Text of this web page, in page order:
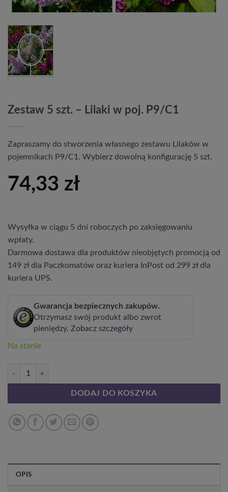
Zestaw 5 szt. – Lilaki w poj. P9/C1
Zapraszamy do stworzenia własnego zestawu Lilaków w
pojemnikach P9/C1. Wybierz dowolną konfigurację 5 szt.
74,33 zł
Wysyłka w ciągu 5 dni roboczych po zaksięgowaniu
wpłaty.
Darmowa dostawa dla produktów nieobjętych promocją od
149 zł dla Paczkomatów oraz kuriera InPost od 299 zł dla
kuriera UPS.
Gwarancja bezpiecznych zakupów.
Otrzymasz swój produkt albo zwrot
pieniędzy. Zobacz szczegóły
Na stanie
ilość Zestaw 5 szt. - Lilaki w poj. P9/C1
DODAJ DO KOSZYKA
OPIS